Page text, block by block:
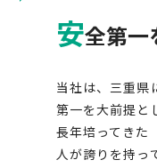
安全第一
当社は、三重県
第一を大前提と
長年培ってきた
人が誇りを持っ